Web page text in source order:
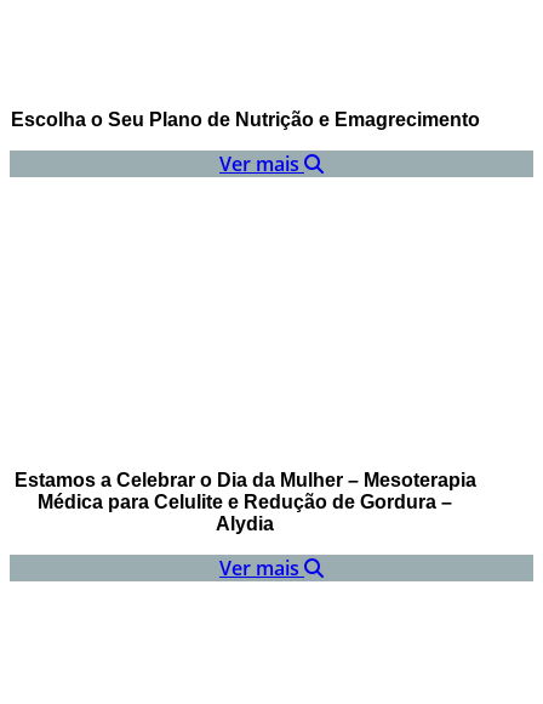
Escolha o Seu Plano de Nutrição e Emagrecimento
Ver mais
Estamos a Celebrar o Dia da Mulher – Mesoterapia
Médica para Celulite e Redução de Gordura –
Alydia
Ver mais